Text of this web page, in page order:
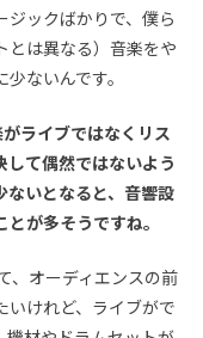
ジックばかりで、僕ら
とは異なる）音楽をや
ないんです。
ライブではなくリス
して偶然ではないよう
ないとなると、音響設
が多そうですね。
、オーディエンスの前
いけれど、ライブがで